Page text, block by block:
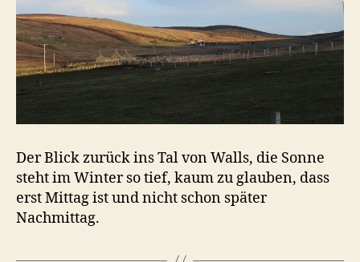
Der Blick zurück ins Tal von Walls, die Sonne
steht im Winter so tief, kaum zu glauben, dass
erst Mittag ist und nicht schon später
Nachmittag.